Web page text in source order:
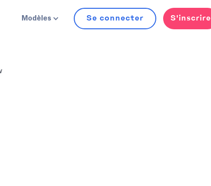
Modèles Se connecter S'inscrire